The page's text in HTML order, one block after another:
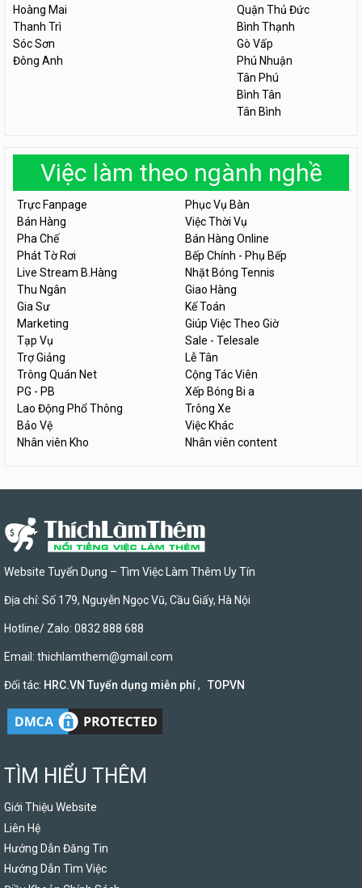
Hoàng Mai
Thanh Trì
Sóc Sơn
Đông Anh
Quận Thủ Đức
Bình Thạnh
Gò Vấp
Phú Nhuận
Tân Phú
Bình Tân
Tân Bình
Việc làm theo ngành nghề
Trực Fanpage
Phục Vụ Bàn
Bán Hàng
Việc Thời Vụ
Pha Chế
Bán Hàng Online
Phát Tờ Rơi
Bếp Chính - Phụ Bếp
Live Stream B.Hàng
Nhặt Bóng Tennis
Thu Ngân
Giao Hàng
Gia Sư
Kế Toán
Marketing
Giúp Việc Theo Giờ
Tạp Vụ
Sale - Telesale
Trợ Giảng
Lễ Tân
Trông Quán Net
Cộng Tác Viên
PG - PB
Xếp Bóng Bi a
Lao Động Phổ Thông
Trông Xe
Bảo Vệ
Việc Khác
Nhân viên Kho
Nhân viên content
Website Tuyển Dụng – Tìm Việc Làm Thêm Uy Tín
Địa chỉ: Số 179, Nguyễn Ngọc Vũ, Cầu Giấy, Hà Nội
Hotline/ Zalo: 0832 888 688
Email: thichlamthem@gmail.com
Đối tác: HRC.VN Tuyển dụng miễn phí, TOPVN
TÌM HIỂU THÊM
Giới Thiệu Website
Liên Hệ
Hướng Dẫn Đăng Tin
Hướng Dẫn Tìm Việc